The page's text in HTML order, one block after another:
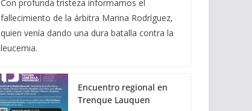
Con profunda tristeza informamos el
fallecimiento de la árbitra Marina Rodríguez,
quien venía dando una dura batalla contra la
leucemia.
Encuentro regional en
Trenque Lauquen